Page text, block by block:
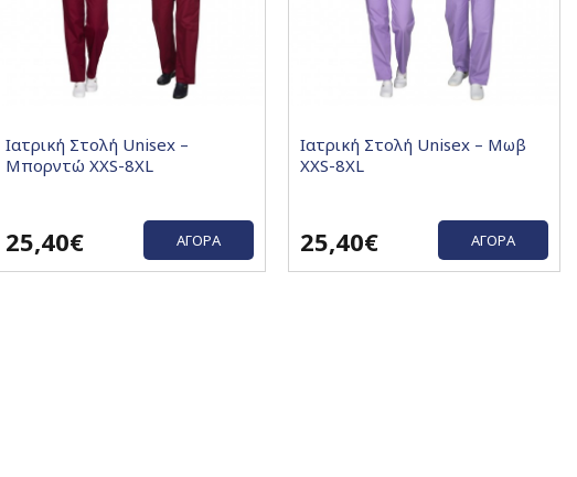
Ιατρική Στολή Unisex –
Μπορντώ XXS-8XL
25,40€ ΑΓΟΡΆ
Ιατρική Στολή Unisex – Μωβ
XXS-8XL
25,40€ ΑΓΟΡΆ